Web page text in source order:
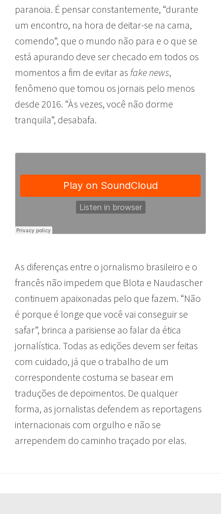
paranoia. É pensar constantemente, “durante
um encontro, na hora de deitar-se na cama,
comendo”, que o mundo não para e o que se
está apurando deve ser checado em todos os
momentos a fim de evitar as fake news,
fenômeno que tomou os jornais pelo menos
desde 2016. “Às vezes, você não dorme
tranquila”, desabafa.
As diferenças entre o jornalismo brasileiro e o
francês não impedem que Blota e Naudascher
continuem apaixonadas pelo que fazem. “Não
é porque é longe que você vai conseguir se
safar”, brinca a parisiense ao falar da ética
jornalística. Todas as edições devem ser feitas
com cuidado, já que o trabalho de um
correspondente costuma se basear em
traduções de depoimentos. De qualquer
forma, as jornalistas defendem as reportagens
internacionais com orgulho e não se
arrependem do caminho traçado por elas.